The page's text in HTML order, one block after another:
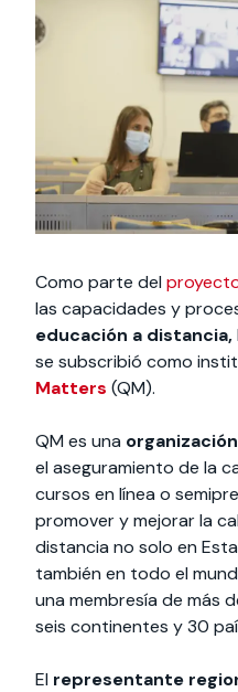
Especialidades y
Te puede
interesar:
2025
vinculación con la
Extensión Cultural
Te puede interesar:
intercambio
Servicios y apoyos
Te puede
interesar:
Explora
Uandes
Como parte del
las capacidades y
educación a distancia,
se subscribió como
Matters (QM).
QM es una
el aseguramiento de la
cursos en línea o
promover y mejorar la
distancia no solo en
también en todo el
una membresía de más
seis continentes y 30
El representante